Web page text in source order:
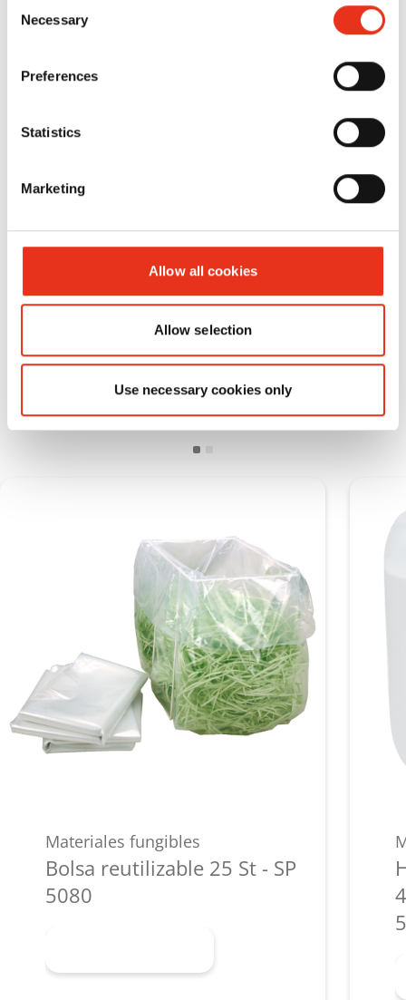
Selection
Necessary
Preferences
Statistics
Marketing
Allow all cookies
Allow selection
Use necessary cookies only
HSM
SP 5088 -
mm
4026631060318
Materiales fungibles
Materiales fungibles
Bolsa reutilizable 25 St - SP
5080